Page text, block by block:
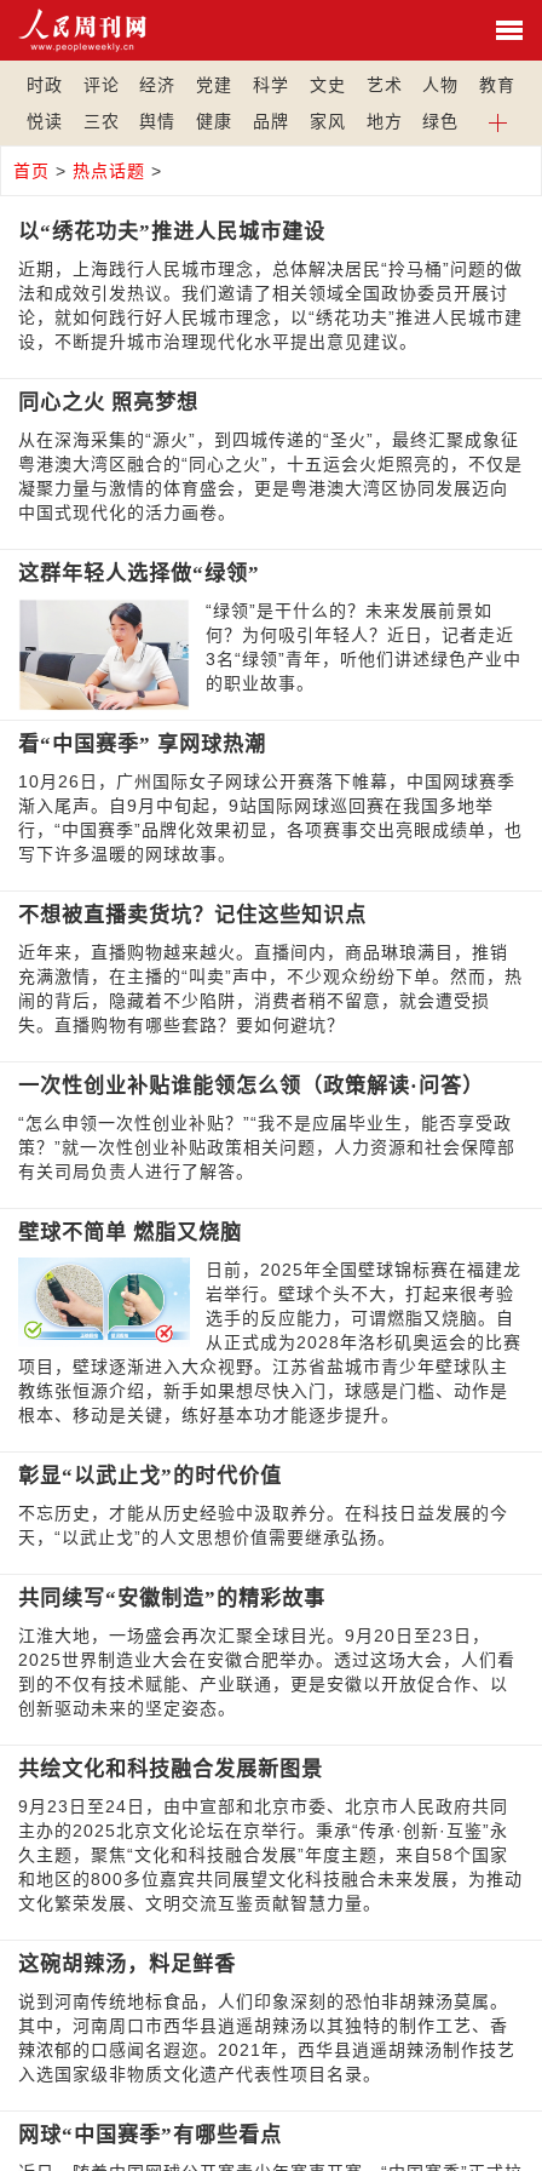
时政 评论 经济 党建 科学 文史 艺术 人物
教育
悦读
三农 舆情 健康 品牌 家风 地方 绿色
首页 > 热点话题 >
以“绣花功夫”推进人民城市建设
近期，上海践行人民城市理念，总体解决居民“拎马桶”问题的做
法和成效引发热议。我们邀请了相关领域全国政协委员开展讨
论，就如何践行好人民城市理念，以“绣花功夫”推进人民城市建
设，不断提升城市治理现代化水平提出意见建议。
同心之火 照亮梦想
从在深海采集的“源火”，到四城传递的“圣火”，最终汇聚成象征
粤港澳大湾区融合的“同心之火”，十五运会火炬照亮的，不仅是
凝聚力量与激情的体育盛会，更是粤港澳大湾区协同发展迈向
中国式现代化的活力画卷。
这群年轻人选择做“绿领”
“绿领”是干什么的？未来发展前景如
何？为何吸引年轻人？近日，记者走近
3名“绿领”青年，听他们讲述绿色产业中
的职业故事。
看“中国赛季” 享网球热潮
10月26日，广州国际女子网球公开赛落下帷幕，中国网球赛季
渐入尾声。自9月中旬起，9站国际网球巡回赛在我国多地举
行，“中国赛季”品牌化效果初显，各项赛事交出亮眼成绩单，也
写下许多温暖的网球故事。
不想被直播卖货坑？记住这些知识点
近年来，直播购物越来越火。直播间内，商品琳琅满目，推销
充满激情，在主播的“叫卖”声中，不少观众纷纷下单。然而，热
闹的背后，隐藏着不少陷阱，消费者稍不留意，就会遭受损
失。直播购物有哪些套路？要如何避坑？
一次性创业补贴谁能领怎么领（政策解读·问答）
“怎么申领一次性创业补贴？”“我不是应届毕业生，能否享受政
策？”就一次性创业补贴政策相关问题，人力资源和社会保障部
有关司局负责人进行了解答。
壁球不简单 燃脂又烧脑
日前，2025年全国壁球锦标赛在福建龙
岩举行。壁球个头不大，打起来很考验
选手的反应能力，可谓燃脂又烧脑。自
从正式成为2028年洛杉矶奥运会的比赛
项目，壁球逐渐进入大众视野。江苏省盐城市青少年壁球队主
教练张恒源介绍，新手如果想尽快入门，球感是门槛、动作是
根本、移动是关键，练好基本功才能逐步提升。
彰显“以武止戈”的时代价值
不忘历史，才能从历史经验中汲取养分。在科技日益发展的今
天，“以武止戈”的人文思想价值需要继承弘扬。
共同续写“安徽制造”的精彩故事
江淮大地，一场盛会再次汇聚全球目光。9月20日至23日，
2025世界制造业大会在安徽合肥举办。透过这场大会，人们看
到的不仅有技术赋能、产业联通，更是安徽以开放促合作、以
创新驱动未来的坚定姿态。
共绘文化和科技融合发展新图景
9月23日至24日，由中宣部和北京市委、北京市人民政府共同
主办的2025北京文化论坛在京举行。秉承“传承·创新·互鉴”永
久主题，聚焦“文化和科技融合发展”年度主题，来自58个国家
和地区的800多位嘉宾共同展望文化科技融合未来发展，为推动
文化繁荣发展、文明交流互鉴贡献智慧力量。
这碗胡辣汤，料足鲜香
说到河南传统地标食品，人们印象深刻的恐怕非胡辣汤莫属。
其中，河南周口市西华县逍遥胡辣汤以其独特的制作工艺、香
辣浓郁的口感闻名遐迩。2021年，西华县逍遥胡辣汤制作技艺
入选国家级非物质文化遗产代表性项目名录。
网球“中国赛季”有哪些看点